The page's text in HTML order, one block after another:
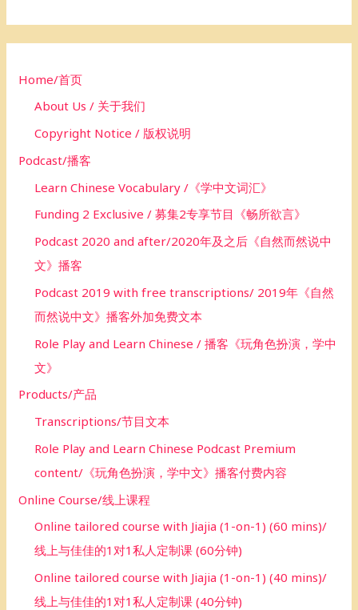
rHome/首页
About Us / 关于我们
Copyright Notice / 版权说明
Podcast/播客
Learn Chinese Vocabulary /《学中文词汇》
Funding 2 Exclusive / 募集2专享节目《畅所欲言》
Podcast 2020 and after/2020年及之后《自然而然说中
文》播客
Podcast 2019 with free transcriptions/ 2019年《自然
而然说中文》播客外加免费文本
Role Play and Learn Chinese / 播客《玩角色扮演，学中
文》
Products/产品
Transcriptions/节目文本
Role Play and Learn Chinese Podcast Premium
content/《玩角色扮演，学中文》播客付费内容
Online Course/线上课程
Online tailored course with Jiajia (1-on-1) (60 mins)/
线上与佳佳的1对1私人定制课 (60分钟)
Online tailored course with Jiajia (1-on-1) (40 mins)/
线上与佳佳的1对1私人定制课 (40分钟)